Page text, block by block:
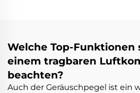
Welche Top-Funktionen
einem tragbaren
beachten?
Auch der Geräuschpegel ist ein